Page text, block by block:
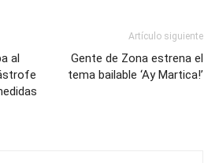
al
Artículo siguiente
Gente de Zona estrena el
tema bailable ‘Ay Martica!’